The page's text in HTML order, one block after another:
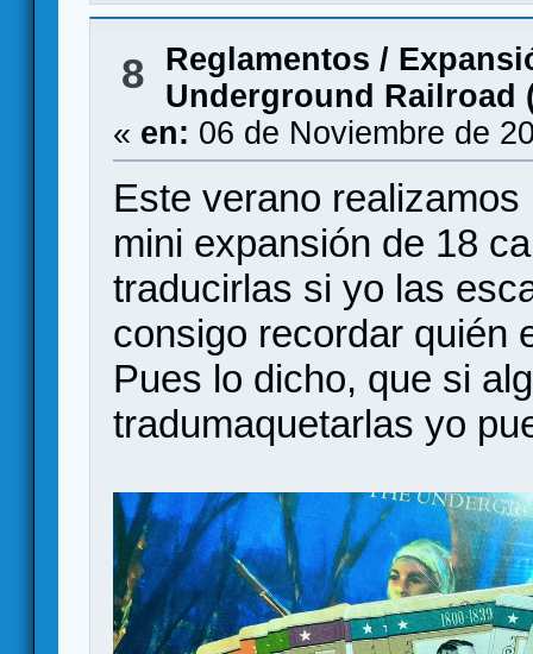
8 Reglamentos /
Underground Railroad
« en: 06 de Noviembre de
Este verano
mini expansión de 18
traducirlas si yo las
consigo recordar quién
Pues lo dicho, que si
tradumaquetarlas yo